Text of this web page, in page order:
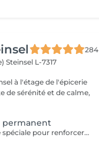
284
Steinsel L-7317
à l'étage de l'épicerie
de sérénité et de calme,
permanent
Application d'une base semi-permanente spéciale pour renforcer et prolonger la tenue du vernis semi-permanent (En complément d'une manucure avec semi-permanent uniquement)